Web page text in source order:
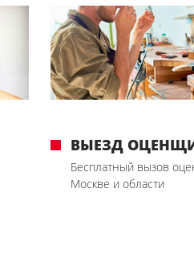
ВЫЕЗД
Бесплатный вызов
Москве и области